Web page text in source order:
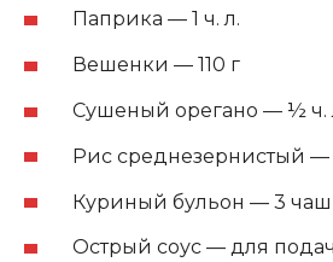
Паприка — 1 ч. л.
Вешенки — 110 г
Сушеный орегано — ½ ч.
Рис среднезернистый —
Куриный бульон — 3
Острый соус — для